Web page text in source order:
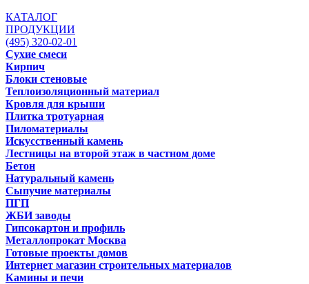
КАТАЛОГ
ПРОДУКЦИИ
(495) 320-02-01
Сухие смеси
Кирпич
Блоки стеновые
Теплоизоляционный материал
Кровля для крыши
Плитка тротуарная
Пиломатериалы
Искусственный камень
Лестницы на второй этаж в частном доме
Бетон
Натуральный камень
Сыпучие материалы
ПГП
ЖБИ заводы
Гипсокартон и профиль
Металлопрокат Москва
Готовые проекты домов
Интернет магазин строительных материалов
Камины и печи